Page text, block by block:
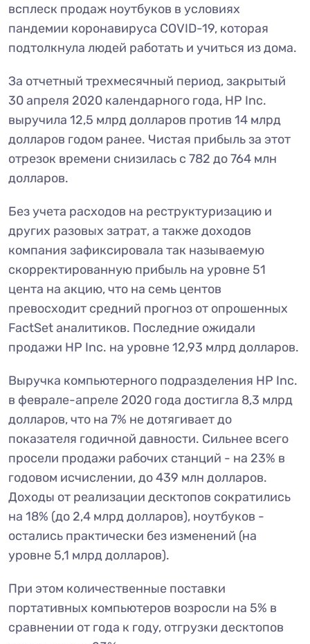
всплеск продаж ноутбуков в условиях
пандемии коронавируса COVID-19, которая
подтолкнула людей работать и учиться из дома.
За отчетный трехмесячный период, закрытый
30 апреля 2020 календарного года, HP Inc.
выручила 12,5 млрд долларов против 14 млрд
долларов годом ранее. Чистая прибыль за этот
отрезок времени снизилась с 782 до 764 млн
долларов.
Без учета расходов на реструктуризацию и
других разовых затрат, а также доходов
компания зафиксировала так называемую
скорректированную прибыль на уровне 51
цента на акцию, что на семь центов
превосходит средний прогноз от опрошенных
FactSet аналитиков. Последние ожидали
продажи HP Inc. на уровне 12,93 млрд долларов.
Выручка компьютерного подразделения HP Inc.
в феврале-апреле 2020 года достигла 8,3 млрд
долларов, что на 7% не дотягивает до
показателя годичной давности. Сильнее всего
просели продажи рабочих станций - на 23% в
годовом исчислении, до 439 млн долларов.
Доходы от реализации десктопов сократились
на 18% (до 2,4 млрд долларов), ноутбуков -
остались практически без изменений (на
уровне 5,1 млрд долларов).
При этом количественные поставки
портативных компьютеров возросли на 5% в
сравнении от года к году, отгрузки десктопов